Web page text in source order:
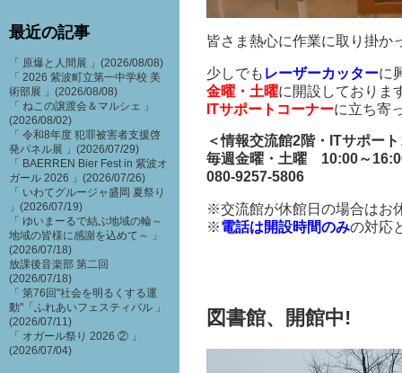
皆さま熱心に作業に取り掛か
少しでも レーザーカッターに
金曜・土曜に開設しておりま
ITサポートコーナーに立ち寄
＜情報交流館2階・ITサポー
毎週金曜・土曜 10:00～
080-9257-5806
※交流館が休館日の場合はお
※電話は開設時間のみの対応
図書館、開館中!
最近の記事
「 原爆と人間展 」(2026/08/08)
「 2026 紫波町立第一中学校 美
術部展 」(2026/08/08)
「 ねこの譲渡会＆マルシェ 」
(2026/08/02)
「 令和8年度 犯罪被害者支援啓
発パネル展 」(2026/07/29)
「 BAERREN Bier Fest in 紫波オ
ガール 2026 」(2026/07/26)
「 いわてグルージャ盛岡 夏祭り
」(2026/07/19)
「 ゆいまーるで結ぶ地域の輪～
地域の皆様に感謝を込めて～ 」
(2026/07/18)
放課後音楽部 第二回
(2026/07/18)
「 第76回"社会を明るくする運
動"「ふれあいフェスティバル 」
(2026/07/11)
「 オガール祭り 2026 ② 」
(2026/07/04)